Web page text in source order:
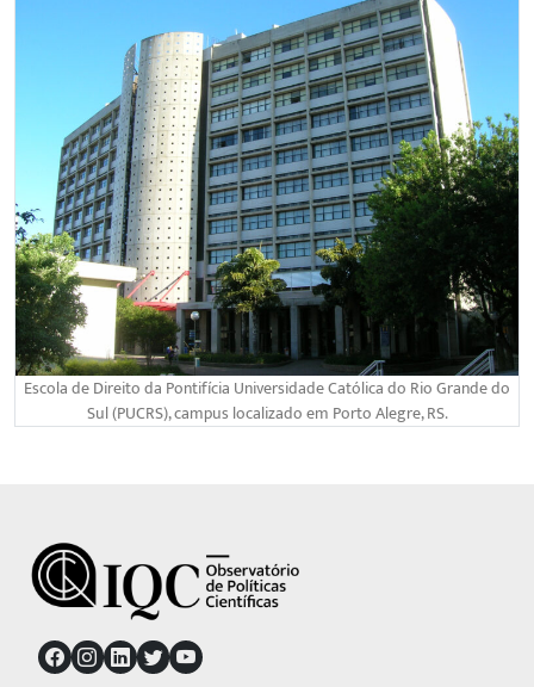
Escola de Direito da Pontifícia Universidade Católica do Rio Grande do
Sul (PUCRS), campus localizado em Porto Alegre, RS.